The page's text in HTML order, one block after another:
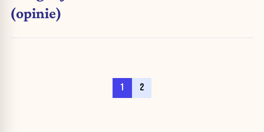
(opinie)
1 2